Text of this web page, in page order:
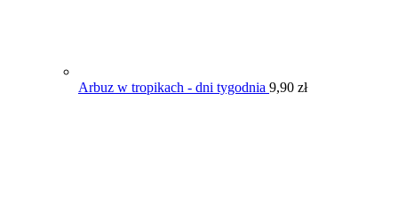
Arbuz w tropikach - dni tygodnia 9,90 zł